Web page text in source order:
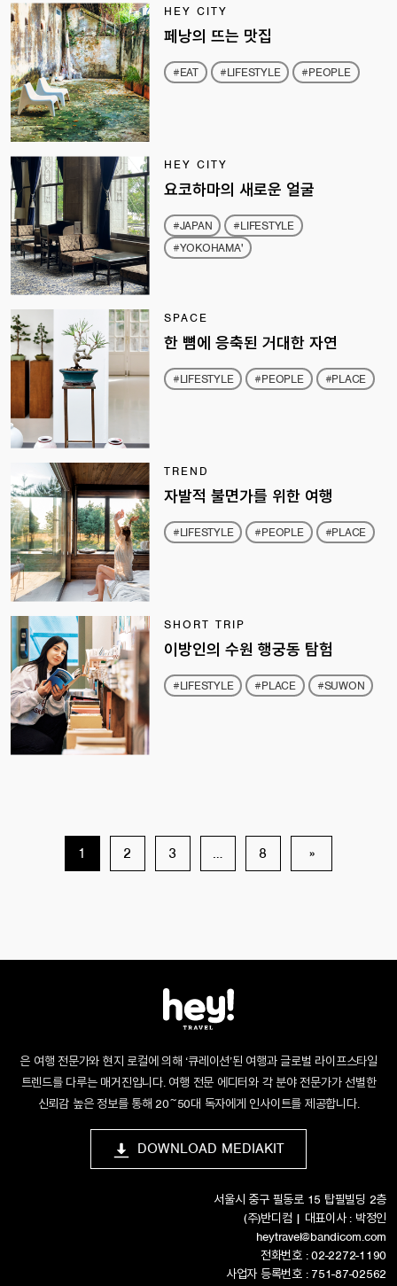
HEY CITY
페낭의 뜨는 맛집
#EAT #LIFESTYLE #PEOPLE
HEY CITY
요코하마의 새로운 얼굴
#JAPAN
#LIFESTYLE
#YOKOHAMA'
SPACE
한 뼘에 응축된 거대한 자연
#LIFESTYLE #PEOPLE #PLACE
TREND
자발적 불면가를 위한 여행
#LIFESTYLE #PEOPLE #PLACE
SHORT TRIP
이방인의 수원 행궁동 탐험
#LIFESTYLE #PLACE #SUWON
1 2 3 … 8 »
은 여행 전문가와 현지 로컬에 의해 ‘큐레이션’된 여행과 글로벌 라이프스타일
트렌드를 다루는 매거진입니다. 여행 전문 에디터와 각 분야 전문가가 선별한
신뢰감 높은 정보를 통해 20~50대 독자에게 인사이트를 제공합니다.
DOWNLOAD MEDIAKIT
서울시 중구 필동로 15 탑필빌딩 2층
(주)반디컴 | 대표이사 : 박정인
heytravel@bandicom.com
전화번호 : 02-2272-1190
사업자 등록번호 : 751-87-02562